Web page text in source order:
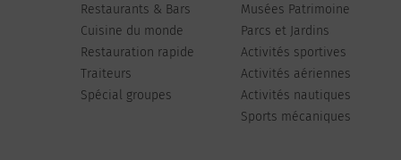
Restaurants & Bars
Cuisine du monde
Restauration rapide
Traiteurs
Spécial groupes
Musées Patrimoine
Parcs et Jardins
Activités sportives
Activités aériennes
Activités nautiques
Sports mécaniques